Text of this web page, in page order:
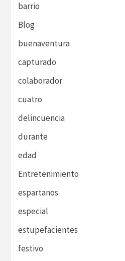
barrio
Blog
buenaventura
capturado
colaborador
cuatro
delincuencia
durante
edad
Entretenimiento
espartanos
especial
estupefacientes
festivo